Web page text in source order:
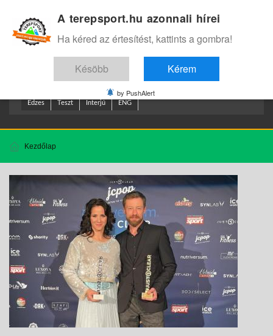
Edzes Teszt Interjú ENG
Kezdőlap
A terepsport.hu azonnali hírei
Ha kéred az értesítést, kattints a gombra!
Késöbb Kérem
by PushAlert